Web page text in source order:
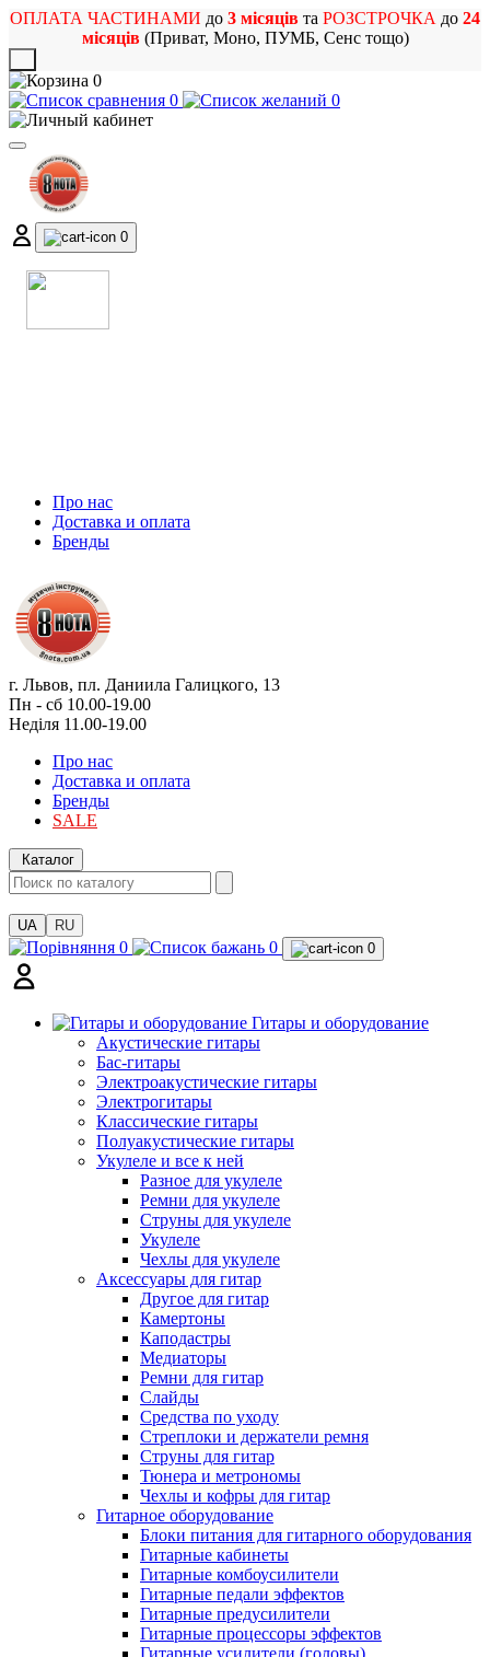
ОПЛАТА ЧАСТИНАМИ до 3 місяців та РОЗСТРОЧКА до 24
місяців(Приват, Моно, ПУМБ, Сенс тощо)
0
0
0
0
Про нас
Доставка и оплата
Бренды
г. Львов, пл. Даниила Галицкого, 13
Пн - сб 10.00-19.00
Неділя 11.00-19.00
Про нас
Доставка и оплата
Бренды
SALE
Каталог
UA RU
0 0 0
Гитары и оборудование
Акустические гитары
Бас-гитары
Электроакустические гитары
Электрогитары
Классические гитары
Полуакустические гитары
Укулеле и все к ней
Разное для укулеле
Ремни для укулеле
Струны для укулеле
Укулеле
Чехлы для укулеле
Аксессуары для гитар
Другое для гитар
Камертоны
Каподастры
Медиаторы
Ремни для гитар
Слайды
Средства по уходу
Стреплоки и держатели ремня
Струны для гитар
Тюнера и метрономы
Чехлы и кофры для гитар
Гитарное оборудование
Блоки питания для гитарного оборудования
Гитарные кабинеты
Гитарные комбоусилители
Гитарные педали эффектов
Гитарные предусилители
Гитарные процессоры эффектов
Гитарные усилители (головы)